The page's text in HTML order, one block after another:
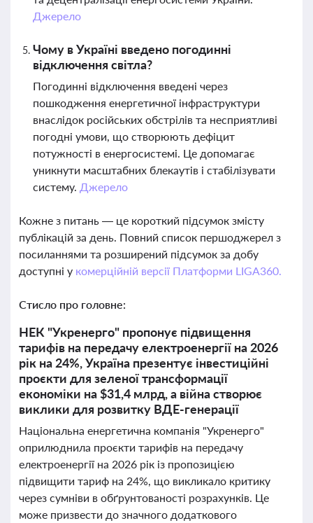
Джерело
Чому в Україні введено погодинні
відключення світла?
Погодинні відключення введені через
пошкодження енергетичної інфраструктури
внаслідок російських обстрілів та несприятливі
погодні умови, що створюють дефіцит
потужності в енергосистемі. Це допомагає
уникнути масштабних блекаутів і стабілізувати
систему. Джерело
Кожне з питань — це короткий підсумок змісту
публікацій за день. Повний список першоджерел з
посиланнями та розширений підсумок за добу
доступні у комерційній версії Платформи LIGA360.
Стисло про головне:
НЕК "Укренерго" пропонує підвищення
тарифів на передачу електроенергії на 2026
рік на 24%, Україна презентує інвестиційні
проєкти для зеленої трансформації
економіки на $31,4 млрд, а війна створює
виклики для розвитку ВДЕ-генерації
Національна енергетична компанія "Укренерго"
оприлюднила проєкти тарифів на передачу
електроенергії на 2026 рік із пропозицією
підвищити тариф на 24%, що викликало критику
через сумніви в обґрунтованості розрахунків. Це
може призвести до значного додаткового